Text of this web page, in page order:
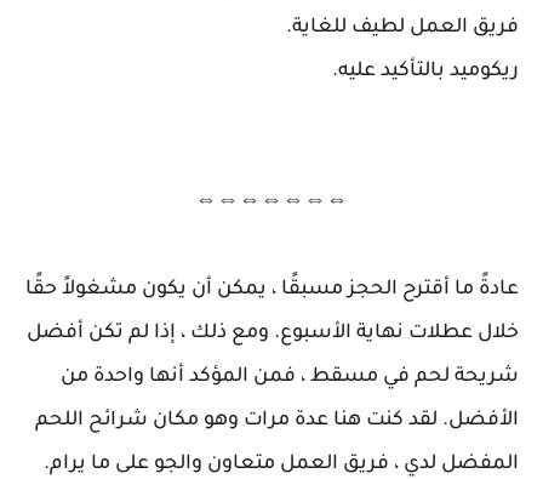
فريق العمل لطيف للغاية.
ريكوميد بالتأكيد عليه.
⇔⇔⇔⇔⇔⇔⇔
عادةً ما أقترح الحجز مسبقًا ، يمكن أن يكون مشغولاً حقًا
خلال عطلات نهاية الأسبوع. ومع ذلك ، إذا لم تكن أفضل
شريحة لحم في مسقط ، فمن المؤكد أنها واحدة من
الأفضل. لقد كنت هنا عدة مرات وهو مكان شرائح اللحم
المفضل لدي ، فريق العمل متعاون والجو على ما يرام.